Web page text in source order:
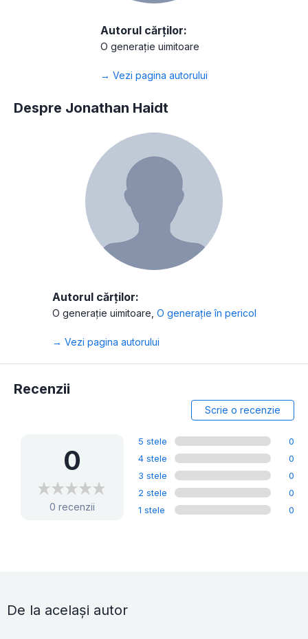
Autorul cărților:
O generație uimitoare
→ Vezi pagina autorului
Despre Jonathan Haidt
Autorul cărților:
O generație uimitoare O generație în pericol
→ Vezi pagina autorului
Recenzii
Scrie o recenzie
0
0 recenzii
5 stele
0
4 stele
0
3 stele
0
2 stele
0
1 stele
0
De la același autor